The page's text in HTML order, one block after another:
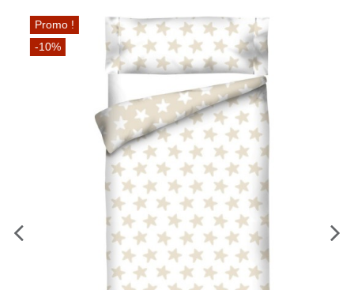
Promo !
-10%